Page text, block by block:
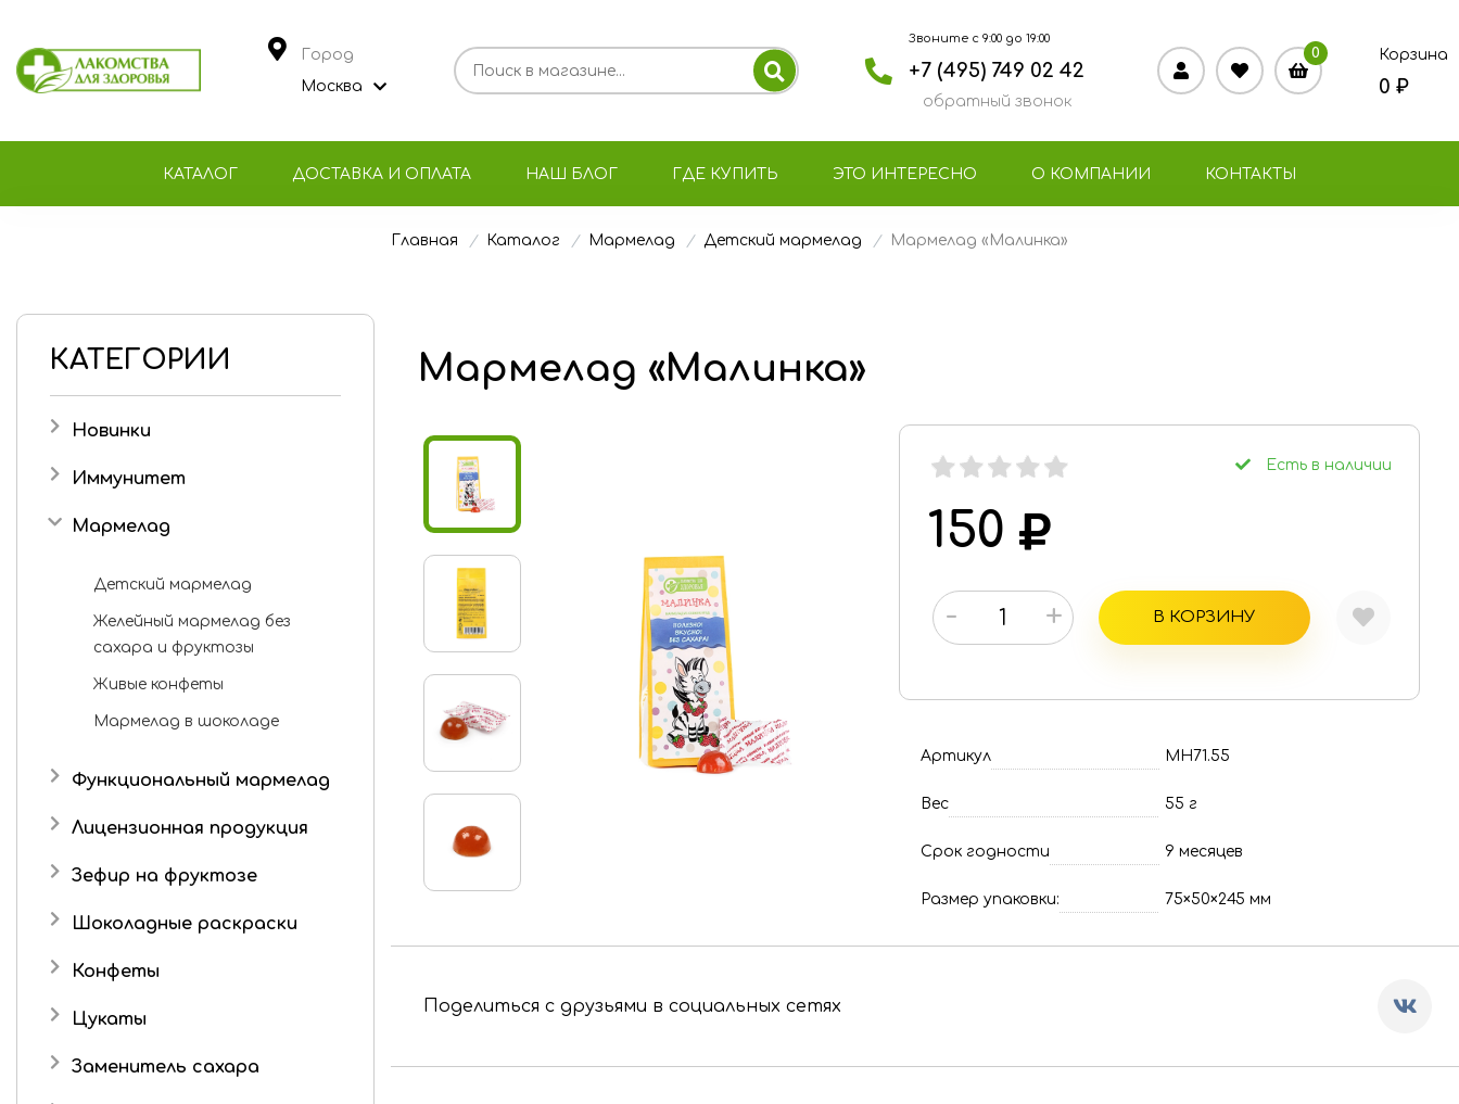
Город
Москва
Звоните с 9:00 до 19:00
+7 (495) 749 02 42
обратный звонок
0 Корзина
0 ₽
КАТАЛОГ ДОСТАВКА И ОПЛАТА НАШ БЛОГ ГДЕ КУПИТЬ ЭТО ИНТЕРЕСНО О КОМПАНИИ КОНТАКТЫ
Главная Каталог Мармелад Детский мармелад Мармелад «Малинка»
КАТЕГОРИИ
Новинки
Иммунитет
Мармелад
Детский мармелад
Желейный мармелад без
сахара и фруктозы
Живые конфеты
Мармелад в шоколаде
Функциональный мармелад
Лицензионная продукция
Три кота
Зефир на фруктозе
Шоколадные раскраски
Конфеты
Цукаты
Заменитель сахара
Мармелад «Малинка»
Есть в наличии
150
- + В КОРЗИНУ
Артикул МН71.55
Вес 55 г
Срок годности 9 месяцев
Размер упаковки: 75×50×245 мм
Поделиться с друзьями в социальных сетях